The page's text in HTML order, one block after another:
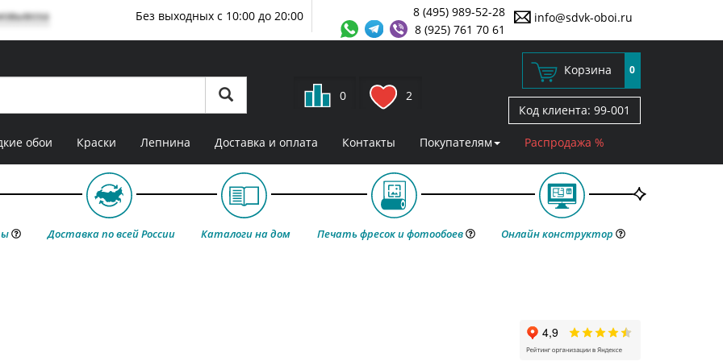
info@sdvk-oboi.ru
8 (495) 989-52-28
8 (925) 761 70 61
Без выходных с 10:00 до 20:00
0 2
Корзина 0
Код клиента: 99-001
обои Краски Лепнина Доставка и оплата Контакты Покупателям Распродажа %
Доставка по всей России Каталоги на дом Печать фресок и фотообоев Онлайн конструктор